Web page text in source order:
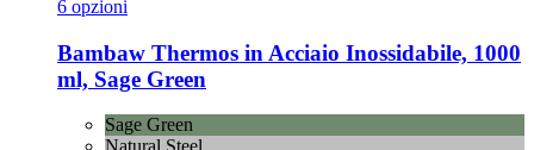
6 opzioni
Bambaw Thermos in Acciaio Inossidabile, 1000
ml, Sage Green
Sage Green